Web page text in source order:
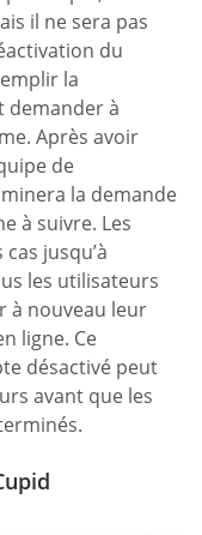
il ne sera pas
du
la
demander à
Après avoir
de
la demande
à suivre. Les
jusqu’à
les utilisateurs
à nouveau leur
ligne. Ce
désactivé peut
avant que les